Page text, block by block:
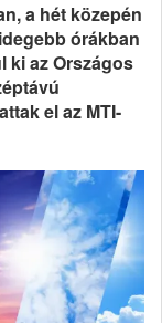
a hét közepén
órákban
ki az Országos
el az MTI-